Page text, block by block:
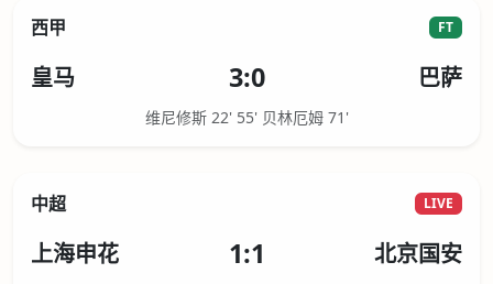
西甲 FT
皇马 3:0 巴萨
维尼修斯 22' 55' 贝林厄姆 71'
中超 LIVE
上海申花 1:1 北京国安